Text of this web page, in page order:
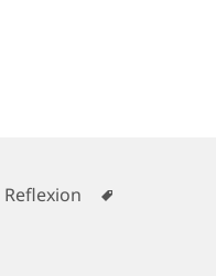
Reflexion